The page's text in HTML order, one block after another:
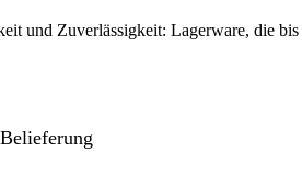
und Zuverlässigkeit: Lagerware, die